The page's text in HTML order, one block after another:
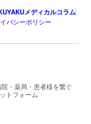
メディカルコラム
バシーポリシー
・薬局・患者様を繋ぐ
トフォーム